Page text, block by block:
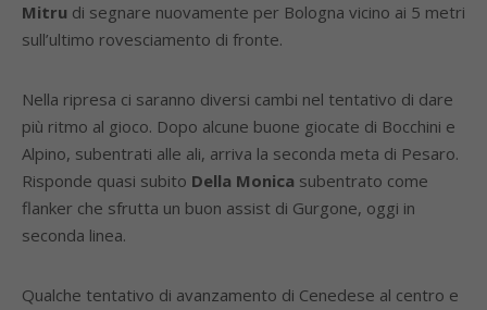
Mitru di segnare nuovamente per Bologna vicino ai 5 metri
sull’ultimo rovesciamento di fronte.
Nella ripresa ci saranno diversi cambi nel tentativo di dare
più ritmo al gioco. Dopo alcune buone giocate di Bocchini e
Alpino, subentrati alle ali, arriva la seconda meta di Pesaro.
Risponde quasi subito Della Monica subentrato come
flanker che sfrutta un buon assist di Gurgone, oggi in
seconda linea.
Qualche tentativo di avanzamento di Cenedese al centro e